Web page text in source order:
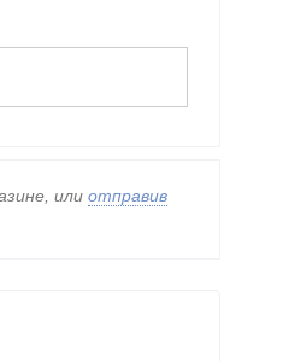
или отправив